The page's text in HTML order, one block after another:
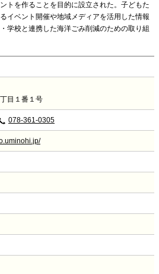
トを作ることを目的に設立された。子どもた
イベント開催や地域メディアを活用した情報
学校と連携した海洋ごみ削減のための取り組
目１番１号
078-361-0305